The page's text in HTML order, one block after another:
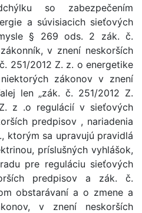
so zabezpečením
a súvisiacich sieťových
§ 269 ods. 2 zák. č.
v znení neskorších
251/2012 Z. z. o energetike
zákonov v znení
len „zák. č. 251/2012 Z.
z .o regulácií v sieťových
predpisov , nariadenia
ktorým sa upravujú pravidlá
príslušných vyhlášok,
pre reguláciu sieťových
predpisov a zák. č.
obstarávaní a o zmene a
v znení neskorších